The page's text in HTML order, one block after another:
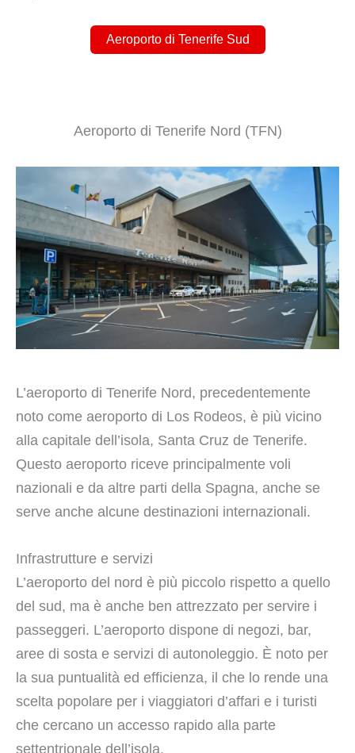
Aeroporto di Tenerife Sud
Aeroporto di Tenerife Nord (TFN)
L’aeroporto di Tenerife Nord, precedentemente
noto come aeroporto di Los Rodeos, è più vicino
alla capitale dell’isola, Santa Cruz de Tenerife.
Questo aeroporto riceve principalmente voli
nazionali e da altre parti della Spagna, anche se
serve anche alcune destinazioni internazionali.
Infrastrutture e servizi
L’aeroporto del nord è più piccolo rispetto a quello
del sud, ma è anche ben attrezzato per servire i
passeggeri. L’aeroporto dispone di negozi, bar,
aree di sosta e servizi di autonoleggio. È noto per
la sua puntualità ed efficienza, il che lo rende una
scelta popolare per i viaggiatori d’affari e i turisti
che cercano un accesso rapido alla parte
settentrionale dell’isola.